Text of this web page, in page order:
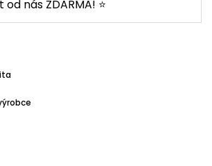
nás ZDARMA! ⭐